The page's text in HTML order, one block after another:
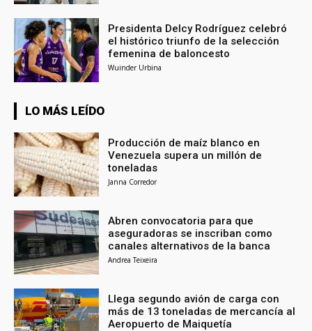
Presidenta Delcy Rodríguez celebró
el histórico triunfo de la selección
femenina de baloncesto
Wuinder Urbina
LO MÁS LEÍDO
Producción de maíz blanco en
Venezuela supera un millón de
toneladas
Janna Corredor
Abren convocatoria para que
aseguradoras se inscriban como
canales alternativos de la banca
Andrea Teixeira
Llega segundo avión de carga con
más de 13 toneladas de mercancía al
Aeropuerto de Maiquetía